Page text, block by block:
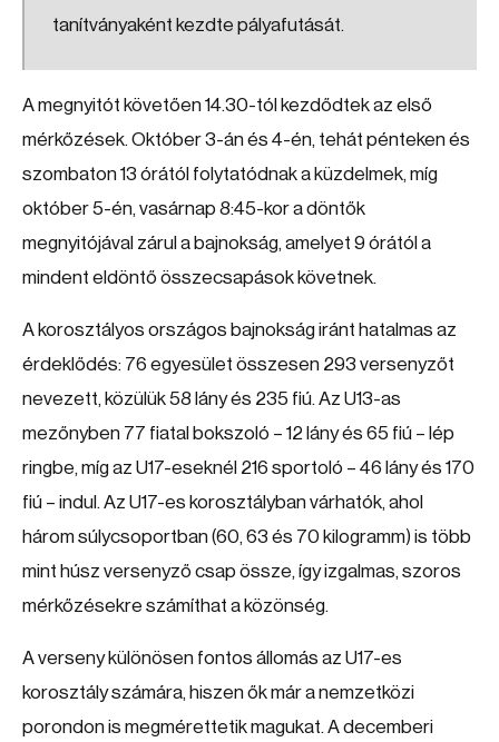
tanítványaként kezdte pályafutását.
A megnyitót követően 14.30-tól kezdődtek az első
mérkőzések. Október 3-án és 4-én, tehát pénteken és
szombaton 13 órától folytatódnak a küzdelmek, míg
október 5-én, vasárnap 8:45-kor a döntők
megnyitójával zárul a bajnokság, amelyet 9 órától a
mindent eldöntő összecsapások követnek.
A korosztályos országos bajnokság iránt hatalmas az
érdeklődés: 76 egyesület összesen 293 versenyzőt
nevezett, közülük 58 lány és 235 fiú. Az U13-as
mezőnyben 77 fiatal bokszoló – 12 lány és 65 fiú – lép
ringbe, míg az U17-eseknél 216 sportoló – 46 lány és 170
fiú – indul. Az U17-es korosztályban várhatók, ahol
három súlycsoportban (60, 63 és 70 kilogramm) is több
mint húsz versenyző csap össze, így izgalmas, szoros
mérkőzésekre számíthat a közönség.
A verseny különösen fontos állomás az U17-es
korosztály számára, hiszen ők már a nemzetközi
porondon is megmérettetik magukat. A decemberi